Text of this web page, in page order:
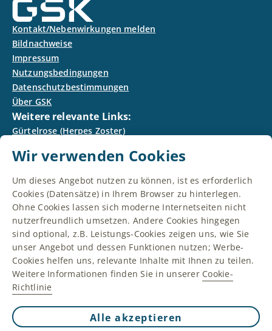
Kontakt/Nebenwirkungen melden
Bildnachweise
Impressum
Nutzungsbedingungen
Datenschutzbestimmungen
Über GSK
Weitere relevante Links:
Gürtelrose (Herpes Zoster)
Risikofaktoren
Risiko-Check
Gürtelrose vorbeugen
FAQ
NP-DE-HZU-WCNT-240023, Jan26
** Info: Gendergerechte Sprache: Dieser Text schließt
prinzipiell alle Geschlechter mit ein. Zur besseren
Lesbarkeit wird jedoch nur eine Geschlechtsform
verwendet – welche das ist, liegt im Ermessen
derjenigen, die den Text verfasst haben
Die Inhalte richten sich an Personen in Deutschland.
Eine Initiative von GSK © 2026 GSK
Wir verwenden Cookies
Um dieses Angebot nutzen zu können, ist es erforderlich
Cookies (Datensätze) in Ihrem Browser zu hinterlegen.
Ohne Cookies lassen sich moderne Internetseiten nicht
nutzerfreundlich umsetzen. Andere Cookies hingegen
sind optional, z.B. Leistungs-Cookies zeigen uns, wie Sie
unser Angebot und dessen Funktionen nutzen; Werbe-
Cookies helfen uns, relevante Inhalte mit Ihnen zu teilen.
Weitere Informationen finden Sie in unserer Cookie-
Richtlinie
Immer aktiv Nur unbedingt erforderliche Cookies
Alle akzeptieren